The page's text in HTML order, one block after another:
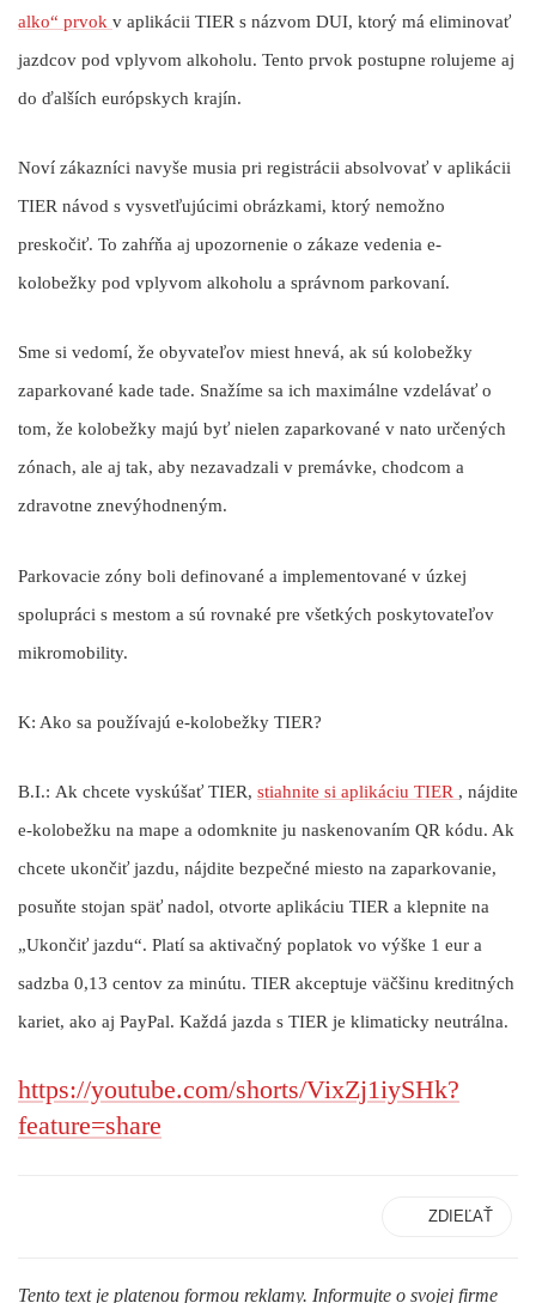
alko“ prvok v aplikácii TIER s názvom DUI, ktorý má eliminovať
jazdcov pod vplyvom alkoholu. Tento prvok postupne rolujeme aj
do ďalších európskych krajín.
Noví zákazníci navyše musia pri registrácii absolvovať v aplikácii
TIER návod s vysvetľujúcimi obrázkami, ktorý nemožno
preskočiť. To zahŕňa aj upozornenie o zákaze vedenia e-
kolobežky pod vplyvom alkoholu a správnom parkovaní.
Sme si vedomí, že obyvateľov miest hnevá, ak sú kolobežky
zaparkované kade tade. Snažíme sa ich maximálne vzdelávať o
tom, že kolobežky majú byť nielen zaparkované v nato určených
zónach, ale aj tak, aby nezavadzali v premávke, chodcom a
zdravotne znevýhodneným.
Parkovacie zóny boli definované a implementované v úzkej
spolupráci s mestom a sú rovnaké pre všetkých poskytovateľov
mikromobility.
K: Ako sa používajú e-kolobežky TIER?
B.I.: Ak chcete vyskúšať TIER, stiahnite si aplikáciu TIER , nájdite
e-kolobežku na mape a odomknite ju naskenovaním QR kódu. Ak
chcete ukončiť jazdu, nájdite bezpečné miesto na zaparkovanie,
posuňte stojan späť nadol, otvorte aplikáciu TIER a klepnite na
„Ukončiť jazdu“. Platí sa aktivačný poplatok vo výške 1 eur a
sadzba 0,13 centov za minútu. TIER akceptuje väčšinu kreditných
kariet, ako aj PayPal. Každá jazda s TIER je klimaticky neutrálna.
https://youtube.com/shorts/VixZj1iySHk?
feature=share
ZDIEĽAŤ
Tento text je platenou formou reklamy. Informujte o svojej firme